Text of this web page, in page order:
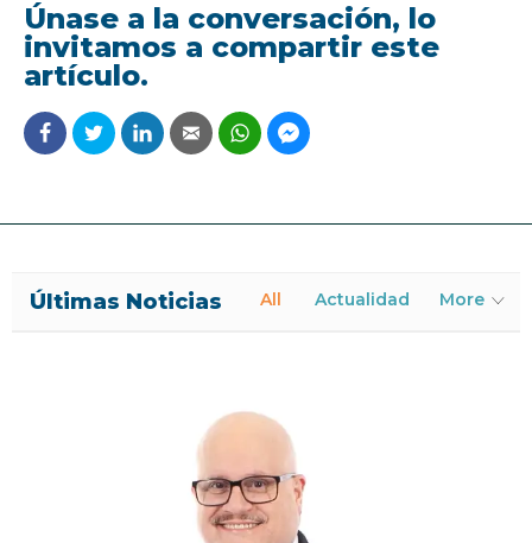
Únase a la conversación, lo
invitamos a compartir este
artículo.
Últimas Noticias All Actualidad More